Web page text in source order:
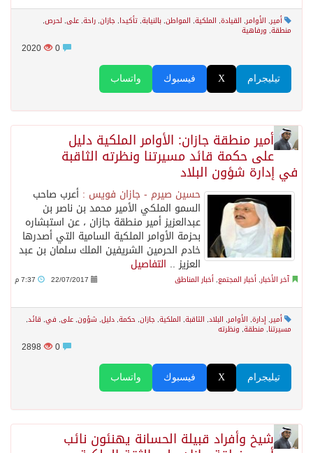
أمير, الأوامر, القيادة, الملكية, المواطن, بالنيابة, تأكيدا, جازان, راحة, على, لحرص,
منطقة, ورفاهية
2020
واتساب فيسبوك X تيليجرام
⁠⁠⁠أمير منطقة جازان: الأوامر الملكية دليل
على حكمة قائد مسيرتنا ونظرته الثاقبة
في إدارة شؤون البلاد
حسين صيرم - جازان فويس : أعرب صاحب
السمو الملكي الأمير محمد بن ناصر بن
عبدالعزيز أمير منطقة جازان ، عن استبشاره
بحزمة الأوامر الملكية السامية التي أصدرها
خادم الحرمين الشريفين الملك سلمان بن عبد
العزيز .. التفاصيل
آخر الأخبار, أخبار المجتمع, أخبار المناطق 22/07/2017
أمير, إدارة, الأوامر, البلاد, الثاقبة, الملكية, جازان, حكمة, دليل, شؤون, على, في, قائد,
مسيرتنا,منطقة, ونظرته
2898
واتساب فيسبوك X تيليجرام
شيخ وأفراد قبيلة الحسانة يهنئون نائب